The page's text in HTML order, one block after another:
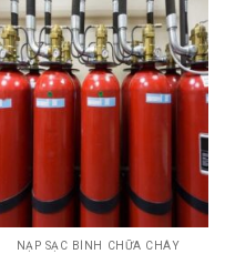
NẠP SẠC BÌNH CHỮA CHÁY